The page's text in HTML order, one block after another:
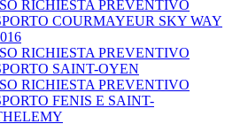
RICHIESTA PREVENTIVO
COURMAYEUR SKY WAY
RICHIESTA PREVENTIVO
SAINT-OYEN
RICHIESTA PREVENTIVO
FENIS E SAINT-